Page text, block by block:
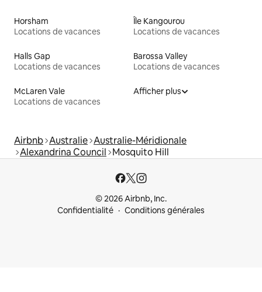
Horsham
Locations de vacances
Île Kangourou
Locations de vacances
Halls Gap
Locations de vacances
Barossa Valley
Locations de vacances
McLaren Vale
Locations de vacances
Afficher plus
Airbnb Australie Australie-Méridionale
Alexandrina Council Mosquito Hill
© 2026 Airbnb, Inc.
Confidentialité
Conditions générales